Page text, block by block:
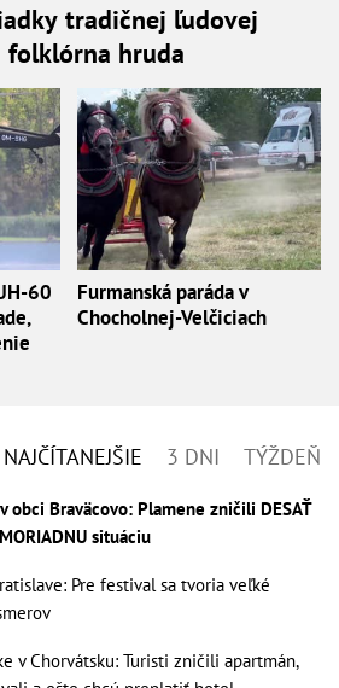
tradičnej ľudovej
folklórna hruda
60
Furmanská paráda v
Chocholnej-Velčiciach
NAJČÍTANEJŠIE 3 DNI TÝŽDEŇ
obci Braväcovo: Plamene zničili DESAŤ
situáciu
Pre festival sa tvoria veľké
v Chorvátsku: Turisti zničili apartmán,